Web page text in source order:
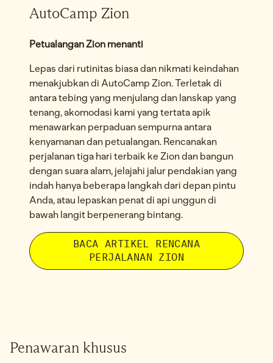
AutoCamp Zion
Petualangan Zion menanti
Lepas dari rutinitas biasa dan nikmati keindahan
menakjubkan di AutoCamp Zion. Terletak di
antara tebing yang menjulang dan lanskap yang
tenang, akomodasi kami yang tertata apik
menawarkan perpaduan sempurna antara
kenyamanan dan petualangan. Rencanakan
perjalanan tiga hari terbaik ke Zion dan bangun
dengan suara alam, jelajahi jalur pendakian yang
indah hanya beberapa langkah dari depan pintu
Anda, atau lepaskan penat di api unggun di
bawah langit berpenerang bintang.
BACA ARTIKEL RENCANA
PERJALANAN ZION
Penawaran khusus